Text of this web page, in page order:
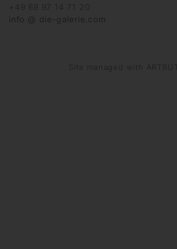
+49 69 97 14 71 20
info @ die-galerie.com
Site managed with